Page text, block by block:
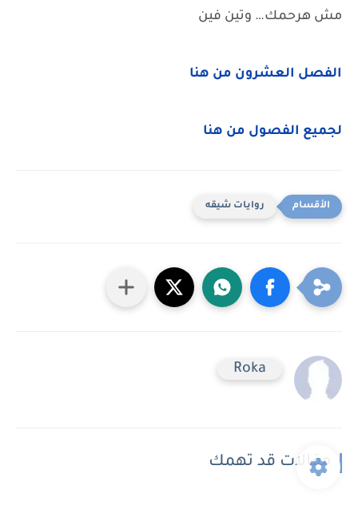
مش هرحمك… وتين فين
الفصل العشرون من هنا
لجميع الفصول من هنا
روايات شيقه
Roka
مقالات قد تهمك